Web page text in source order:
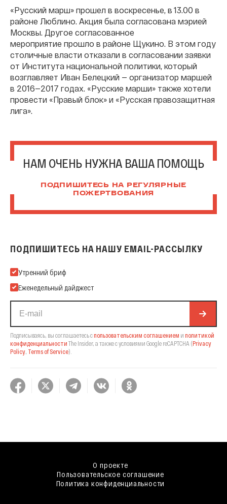
«Русский марш» прошел в воскресенье, в 13.00 в
районе Люблино. Акция была согласована мэрией
Москвы. Другое согласованное
мероприятие прошло в районе Щукино. В этом году
столичные власти отказали в согласовании заявки
от Института национальной политики, который
возглавляет Иван Белецкий — организатор маршей
в 2016—2017 годах. «Русские марши» также хотели
провести «Правый блок» и «Русская правозащитная
лига».
НАМ ОЧЕНЬ НУЖНА ВАША ПОМОЩЬ
ПОДПИШИТЕСЬ НА РЕГУЛЯРНЫЕ
ПОЖЕРТВОВАНИЯ
ПОДПИШИТЕСЬ НА НАШУ EMAIL-РАССЫЛКУ
Подпишитесь на нашу Email-рассылку
Утренний бриф
Еженедельный дайджест
Подписываясь, вы соглашаетесь спользовательским соглашением и политикой
конфиденциальности The Insider, а также с условиями Google reCAPTCHA (Privacy
Policy, Terms of Service).
О проекте
Пользовательское соглашение
Политика конфиденциальности